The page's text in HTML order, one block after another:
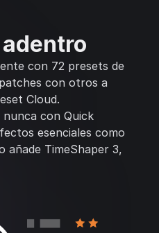
con 72 presets de
con otros a
Cloud.
nunca con Quick
esenciales como
TimeShaper 3,